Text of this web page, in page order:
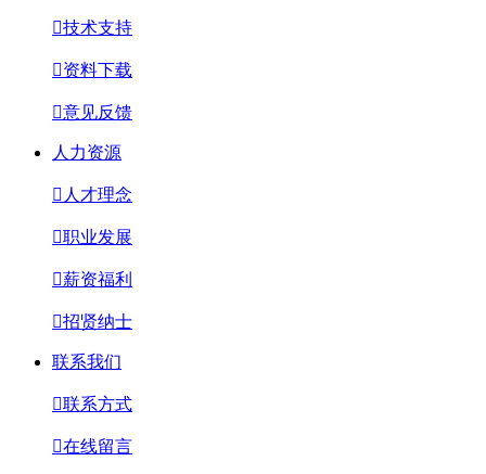
技术支持
资料下载
意见反馈
人力资源
 人才理念
职业发展
薪资福利
招贤纳士
联系我们
联系方式
在线留言